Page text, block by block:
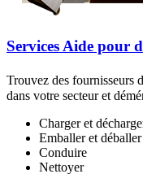
Services Aide pour
Trouvez des fournisseurs
dans votre secteur et
Charger et
Emballer et déballer
Conduire
Nettoyer